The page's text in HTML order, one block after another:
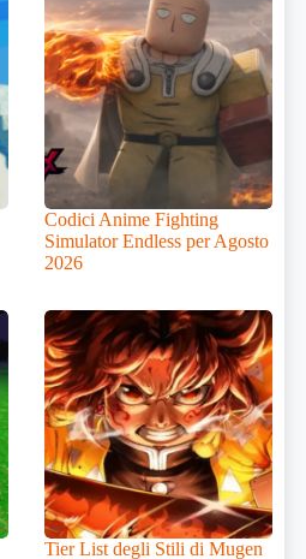
Codici Anime Fighting
Simulator Endless per Agosto
2026
Tier List degli Stili di Mugen